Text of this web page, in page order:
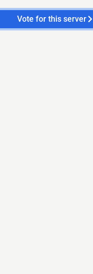
Vote for this server